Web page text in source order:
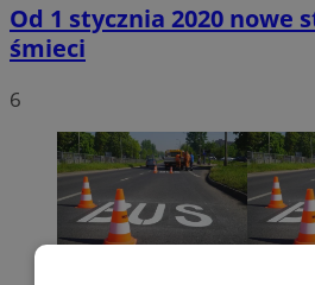
Od 1 stycznia 2020 nowe
śmieci
6